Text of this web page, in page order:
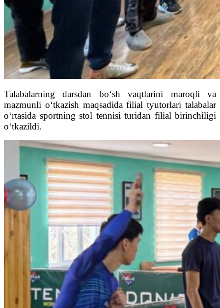
Talabalarning darsdan bo‘sh vaqtlarini maroqli va
mazmunli o‘tkazish maqsadida filial tyutorlari talabalar
o‘rtasida sportning stol tennisi turidan filial birinchiligi
o‘tkazildi.